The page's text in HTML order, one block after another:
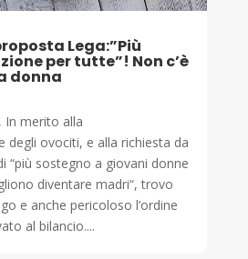
Lega:”Più
per tutte”! Non c’è
donna
In merito alla
degli ovociti, e alla richiesta da
“più sostegno a giovani donne
diventare madri“, trovo
e anche pericoloso l’ordine
al bilancio....